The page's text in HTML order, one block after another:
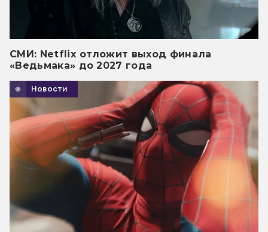
СМИ: Netflix отложит выход финала
«Ведьмака» до 2027 года
Новости